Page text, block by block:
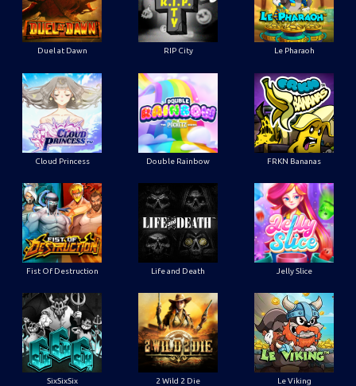
Duel at Dawn RIP City Le Pharaoh
Cloud Princess Double Rainbow FRKN Bananas
Fist Of Destruction Life and Death Jelly Slice
SixSixSix 2 Wild 2 Die Le Viking